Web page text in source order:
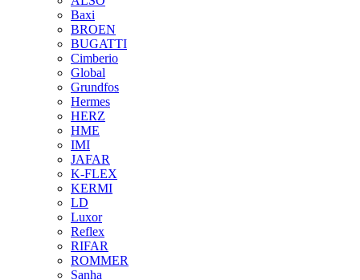
Baxi
BROEN
BUGATTI
Cimberio
Global
Grundfos
Hermes
HERZ
HME
IMI
JAFAR
K-FLEX
KERMI
LD
Luxor
Reflex
RIFAR
ROMMER
Sanha